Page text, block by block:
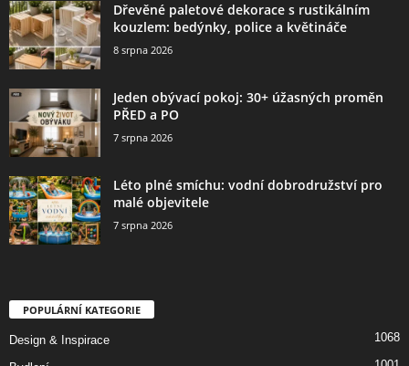
Dřevěné paletové dekorace s rustikálním
kouzlem: bedýnky, police a květináče
8 srpna 2026
Jeden obývací pokoj: 30+ úžasných proměn
PŘED a PO
7 srpna 2026
Léto plné smíchu: vodní dobrodružství pro
malé objevitele
7 srpna 2026
POPULÁRNÍ KATEGORIE
Design & Inspirace 1068